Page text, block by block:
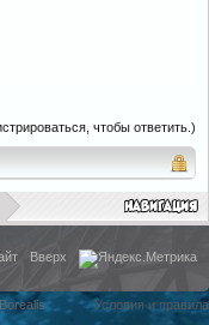
чтобы ответить.)
Вверх
Условия и правила